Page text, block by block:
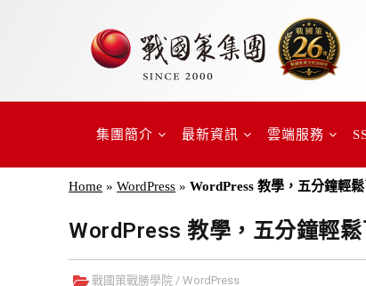
集團簡介 最新資訊 雲端服務
Home »WordPress »WordPress 教學，五分鐘輕
WordPress 教學，五分鐘輕
戰國策戰勝學院 /WordPress